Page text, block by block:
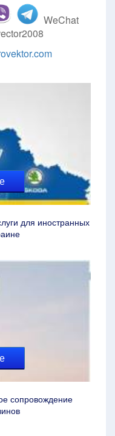
WeChat
для иностранных
сопровождение